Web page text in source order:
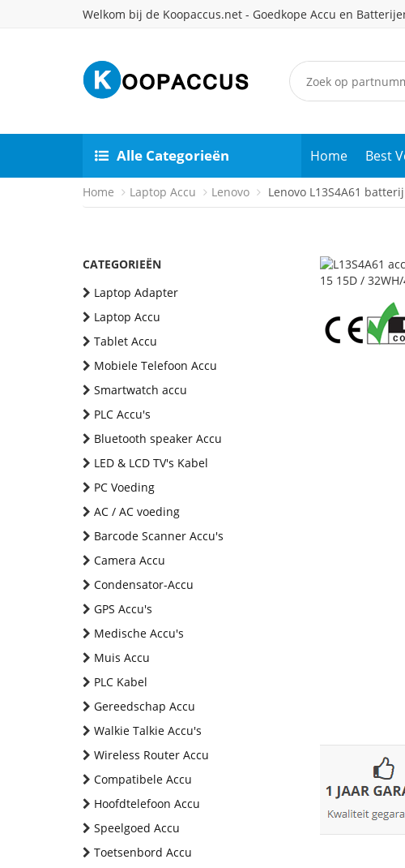
Welkom bij de Koopaccus.net - Goedkope Accu en
Alle Categorieën Home Best
Home Laptop Accu Lenovo Lenovo L13S4A61 batterij
CATEGORIEËN
Laptop Adapter
Laptop Accu
Tablet Accu
Mobiele Telefoon Accu
Smartwatch accu
PLC Accu's
Bluetooth speaker Accu
LED & LCD TV's Kabel
PC Voeding
AC / AC voeding
Barcode Scanner Accu's
Camera Accu
Condensator-Accu
GPS Accu's
Medische Accu's
Muis Accu
PLC Kabel
Gereedschap Accu
Walkie Talkie Accu's
Wireless Router Accu
Compatibele Accu
Hoofdtelefoon Accu
Speelgoed Accu
Toetsenbord Accu